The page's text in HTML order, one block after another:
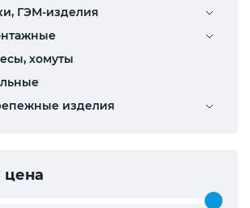
ГЭМ-изделия
хомуты
изделия
цена